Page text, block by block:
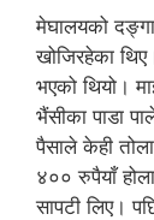
मेघालयको
खोजिरहेका
भएको थियो।
भैंसीका पाडा
पैसाले केही
४०० रुपैयाँ
सापटी लिए।